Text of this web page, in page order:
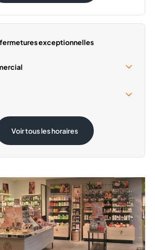
exceptionnelles
Août
Août 08:30 - 19:00
Voir tous les horaires